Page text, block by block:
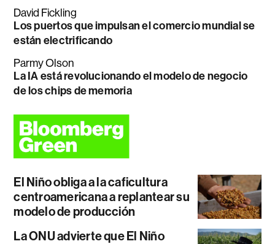
David Fickling
Los puertos que impulsan el comercio mundial se
están electrificando
Parmy Olson
La IA está revolucionando el modelo de negocio
de los chips de memoria
El Niño obliga a la caficultura
centroamericana a replantear su
modelo de producción
La ONU advierte que El Niño